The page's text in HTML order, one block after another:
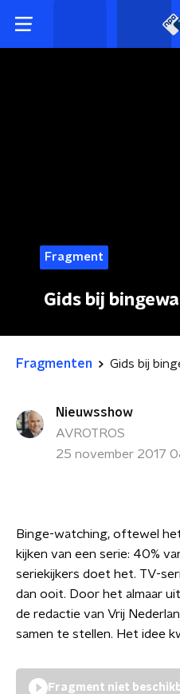
Fragment
Gids bij
Fragmenten Gids bij
Nieuwsshow
AVROTROS
25 november 2017
Binge-watching, oftewel
kijken van een serie: 40%
seriekijkers doet het. TV-
dan ooit. Door het almaar
de redactie van Vrij
samen te stellen. Het idee
Fragment niet